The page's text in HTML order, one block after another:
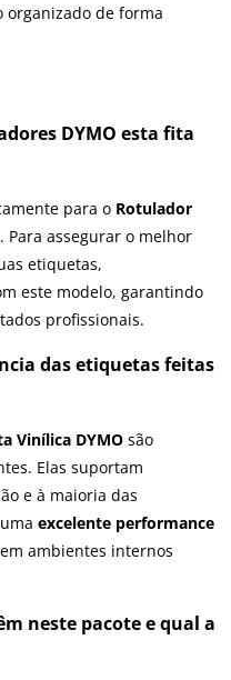
de forma
DYMO esta fita
para o Rotulador
. Para assegurar o melhor
etiquetas,
este modelo, garantindo
profissionais.
das etiquetas feitas
Vinílica DYMO são
Elas suportam
e à maioria das
excelente performance
ambientes internos
neste pacote e qual a